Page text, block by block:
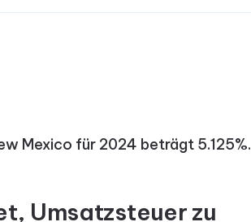
Mexico für 2024 beträgt 5.125%.
Umsatzsteuer zu